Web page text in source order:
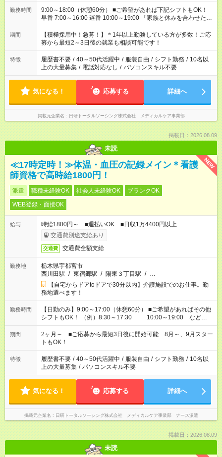
勤務時間
9:00～18:00（休憩60分） ■ご希望があれば下記シフトもOK！
早番 7:00～16:00 遅番 10:00～19:00 「家族と休みを合わせた
い」 「余裕を持って夕飯の準備がしたい」 「できれば残業はし
たくない」 など、ご希望を教えてくださいね。 ※Wワーク希望
の方へ 今ご覧のお仕事で希望する勤務時間と、もう1つのお仕事
の勤務時間。 合計で週40時間を超える場合は応募できません。
期間
【積極採用中！急募！】＊1年以上勤務している方が多数！ご応
募から最短2～3日後の就業も相談可能です！
特徴 履歴書不要 / 40～50代活躍中 / 服装自由 / シフト勤務 / 10名以
上の大量募集 / 電話対応なし / パソコンスキル不要
気になる！ 応募する 詳細へ
掲載元企業名 日研トータルソーシング株式会社 メディカルケア事業部
掲載日：2026.08.09
未読
NEW
≪17時定時！≫体温・血圧の記録メイン＊看護
師資格で高時給1800円！
派遣 職種未経験OK 社会人未経験OK
ブランクOK
WEB登録・面接OK
給与
時給1800円～ ■週払いOK ■日収1万4400円以上
交通費別途支給あり
交通費 交通費全額支給
勤務地
栃木県宇都宮市
西川田駅 / 東宿郷駅 / 陽東３丁目駅 / …
【自宅からドアtoドアで30分以内】介護施設でのお仕事。勤
務地選べます！
勤務時間
【日勤のみ】9:00～17:00（休憩60分） ■ご希望があればその他
シフトもOK！ （例）8:30～17:30 10:00～19:00 など
「家族とお休みを合わせたい」 「できれば残業はしたくない」
など、あなたのご希望に沿ったお仕事をご紹介します！ ※Wワ
ーク希望の方へ 今ご覧のお仕事で希望する勤務時間と、もう1つ
のお仕事の勤務時間。 合計で週40時間を超える場合は応募でき
ません
期間
2ヶ月～ ■ご応募から最短3日後に開始可能 8月～、9月スター
トもOK！
特徴 履歴書不要 / 40～50代活躍中 / 服装自由 / シフト勤務 / 10名以
上の大量募集 / パソコンスキル不要
気になる！ 応募する 詳細へ
掲載元企業名 日研トータルソーシング株式会社 メディカルケア事業部 ナース派遣
掲載日：2026.08.09
未読